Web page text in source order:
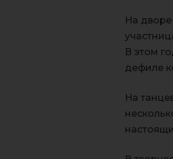
На дворе
В этом
дефиле
На